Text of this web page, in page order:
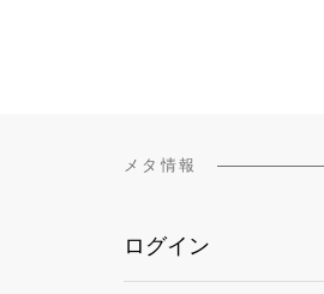
メタ情報
ログイン